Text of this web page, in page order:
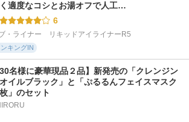
適度なコシとお湯オフで人工…
6
・ライナー　リキッドアイライナーR5
ンキングIN
30名様に豪華現品２品】新発売の「クレンジン
イルブラック」と「ぷるるんフェイスマスク
」のセット